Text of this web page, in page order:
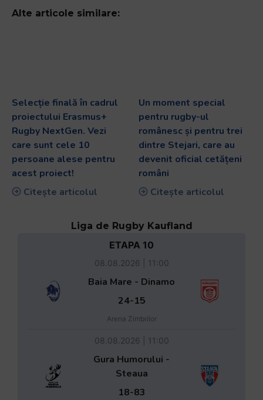
Alte articole similare:
Selecție finală în cadrul
proiectului Erasmus+
Rugby NextGen. Vezi
care sunt cele 10
persoane alese pentru
acest proiect!
Citește articolul
Un moment special
pentru rugby-ul
românesc și pentru trei
dintre Stejari, care au
devenit oficial cetățeni
români
Citește articolul
Liga de Rugby Kaufland
ETAPA 10
08.08.2026 | 11:00
Baia Mare - Dinamo
24-15
Arena Zimbrilor
08.08.2026 | 11:00
Gura Humorului -
Steaua
18-83